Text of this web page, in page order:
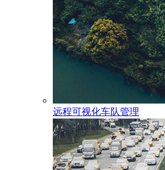
远程可视化车队管理